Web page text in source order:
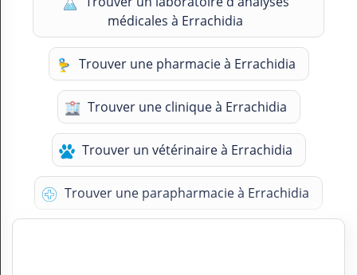
médicales à Errachidia
Trouver une pharmacie à Errachidia
Trouver une clinique à Errachidia
Trouver un vétérinaire à Errachidia
Trouver une parapharmacie à Errachidia